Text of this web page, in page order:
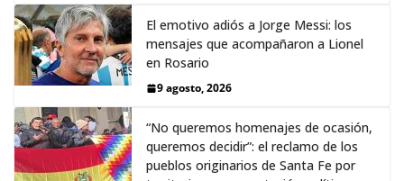
El emotivo adiós a Jorge Messi: los
mensajes que acompañaron a Lionel
en Rosario
9 agosto, 2026
“No queremos homenajes de ocasión,
queremos decidir”: el reclamo de los
pueblos originarios de Santa Fe por